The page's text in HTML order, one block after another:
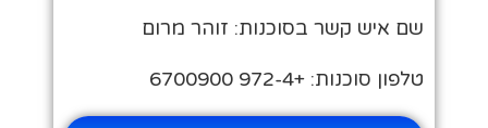
שם איש קשר בסוכנות: זוהר מרום
טלפון סוכנות: +972-4 6700900